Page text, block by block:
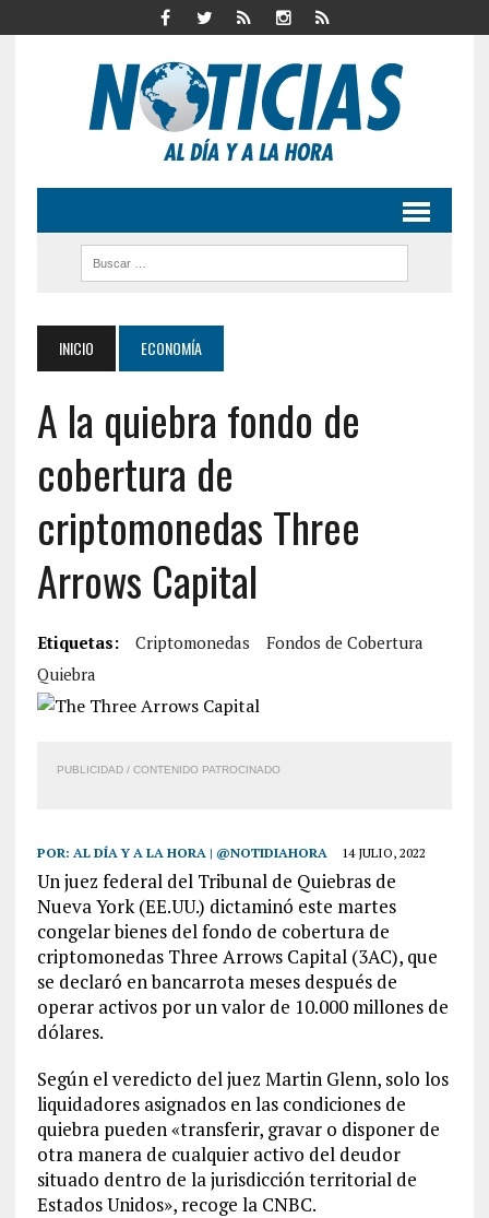
INICIO ECONOMÍA
A la quiebra fondo de
cobertura de
criptomonedas Three
Arrows Capital
Etiquetas: Criptomonedas
Fondos de Cobertura
Quiebra
PUBLICIDAD / CONTENIDO PATROCINADO
POR: AL DÍA Y A LA HORA | @NOTIDIAHORA 14 JULIO, 2022
Un juez federal del Tribunal de Quiebras de
Nueva York (EE.UU.) dictaminó este martes
congelar bienes del fondo de cobertura de
criptomonedas Three Arrows Capital (3AC), que
se declaró en bancarrota meses después de
operar activos por un valor de 10.000 millones de
dólares.
Según el veredicto del juez Martin Glenn, solo los
liquidadores asignados en las condiciones de
quiebra pueden «transferir, gravar o disponer de
otra manera de cualquier activo del deudor
situado dentro de la jurisdicción territorial de
Estados Unidos», recoge la CNBC.